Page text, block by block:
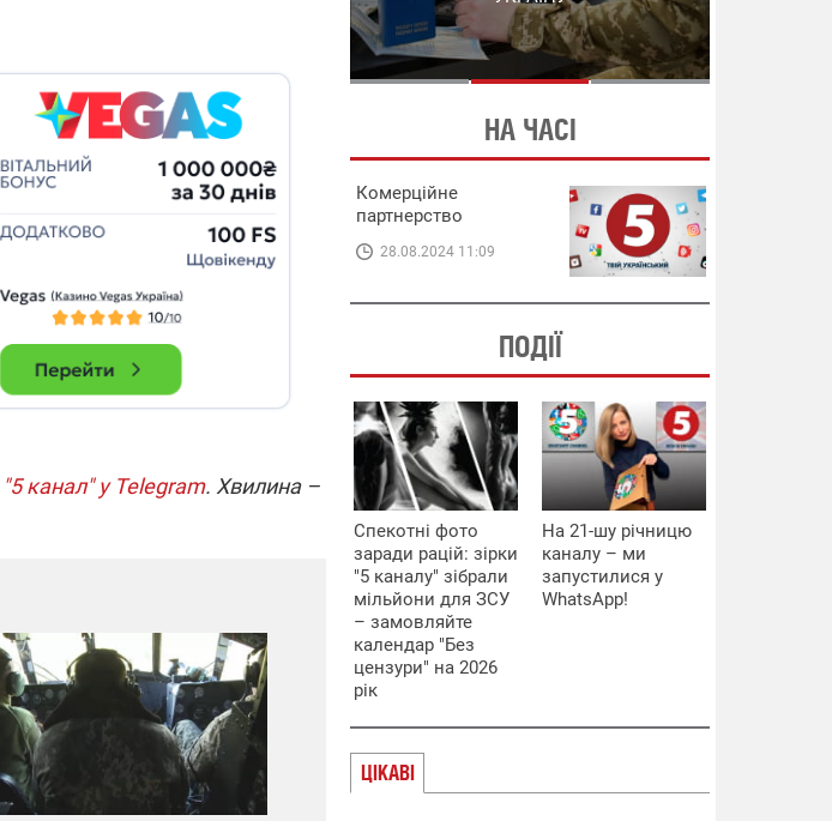
"5 канал" у Telegram. Хвилина –
СХЕМИ В ЕНЕРГЕТИЦІ
ЕНЕРГЕТИЦІ
НА ЧАСІ
Комерційне
партнерство
28.08.2024 11:09
ПОДІЇ
Спекотні фото
заради рацій: зірки
"5 каналу" зібрали
мільйони для ЗСУ
– замовляйте
календар "Без
цензури" на 2026
рік
На 21-шу річницю
каналу – ми
запустилися у
WhatsApp!
ЦІКАВІ